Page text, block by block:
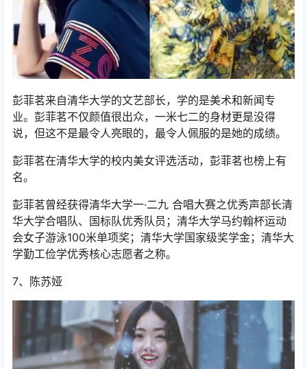
彭菲茗来自清华大学的文艺部长，学的是美术和新闻专
业。彭菲茗不仅颜值很出众，一米七二的身材更是没得
说，但这不是最令人亮眼的，最令人佩服的是她的成绩。
彭菲茗在清华大学的校内美女评选活动，彭菲茗也榜上有
名。
彭菲茗曾经获得清华大学一·二九 合唱大赛之优秀声部长清
华大学合唱队、国标队优秀队员；清华大学马约翰杯运动
会女子游泳100米单项奖；清华大学国家级奖学金；清华大
学勤工俭学优秀核心志愿者之称。
7、陈苏娅